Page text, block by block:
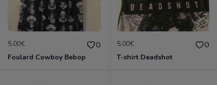
5.00€ 0
Foulard Cowboy Bebop
5.00€ 0
T-shirt Deadshot